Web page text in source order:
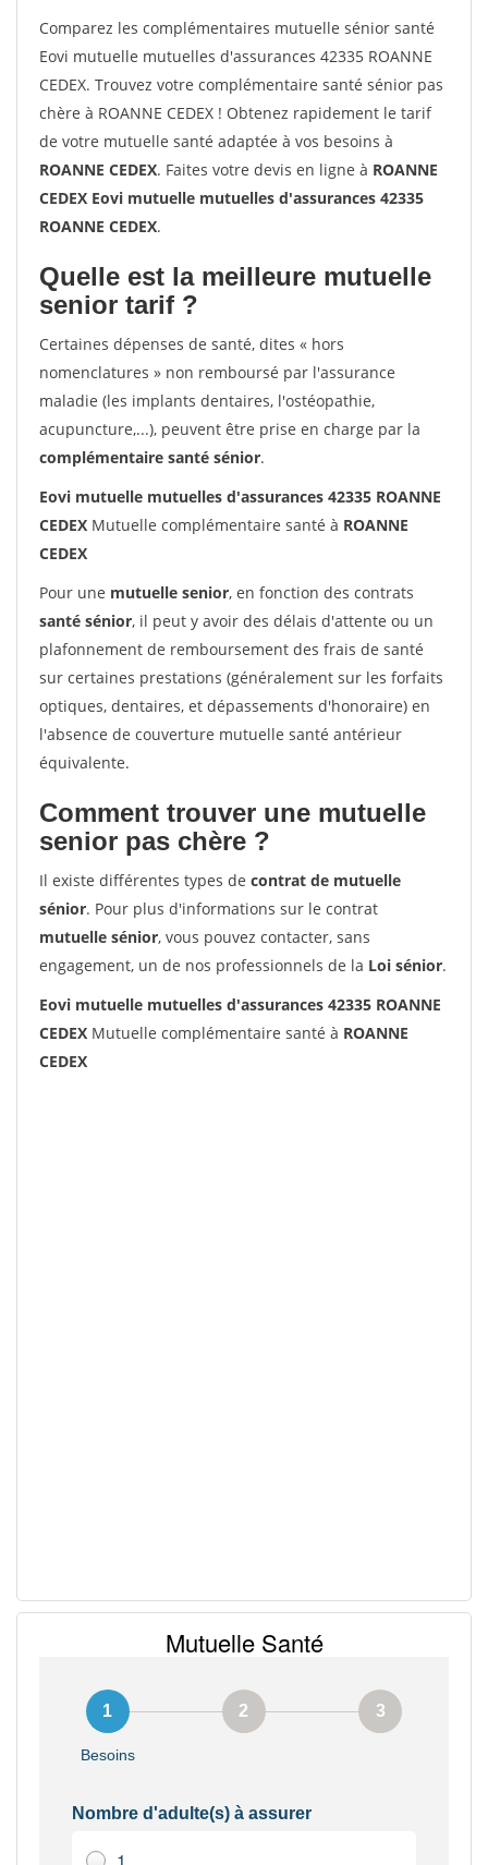
Comparez les complémentaires mutuelle sénior santé
Eovi mutuelle mutuelles d'assurances 42335 ROANNE
CEDEX. Trouvez votre complémentaire santé sénior pas
chère à ROANNE CEDEX ! Obtenez rapidement le tarif
de votre mutuelle santé adaptée à vos besoins à
ROANNE CEDEX. Faites votre devis en ligne à ROANNE
CEDEX Eovi mutuelle mutuelles d'assurances 42335
ROANNE CEDEX.
Quelle est la meilleure mutuelle
senior tarif ?
Certaines dépenses de santé, dites « hors
nomenclatures » non remboursé par l'assurance
maladie (les implants dentaires, l'ostéopathie,
acupuncture,...), peuvent être prise en charge par la
complémentaire santé sénior.
Eovi mutuelle mutuelles d'assurances 42335 ROANNE
CEDEX Mutuelle complémentaire santé à ROANNE
CEDEX
Pour une mutuelle senior, en fonction des contrats
santé sénior, il peut y avoir des délais d'attente ou un
plafonnement de remboursement des frais de santé
sur certaines prestations (généralement sur les forfaits
optiques, dentaires, et dépassements d'honoraire) en
l'absence de couverture mutuelle santé antérieur
équivalente.
Comment trouver une mutuelle
senior pas chère ?
Il existe différentes types de contrat de mutuelle
sénior. Pour plus d'informations sur le contrat
mutuelle sénior, vous pouvez contacter, sans
engagement, un de nos professionnels de la Loi sénior.
Eovi mutuelle mutuelles d'assurances 42335 ROANNE
CEDEX Mutuelle complémentaire santé à ROANNE
CEDEX